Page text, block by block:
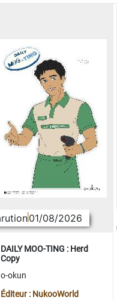
01/08/2026
DAILY MOO-TING : Herd
Copy
o-okun
Éditeur : NukooWorld